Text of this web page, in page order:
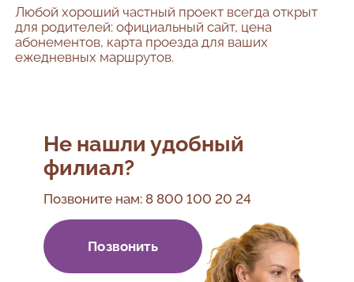
Любой хороший частный проект всегда открыт
для родителей: официальный сайт, цена
абонементов, карта проезда для ваших
ежедневных маршрутов.
Не нашли удобный
филиал?
Позвоните нам: 8 800 100 20 24
Позвонить